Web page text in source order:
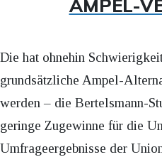
AMPEL-
Die hat ohnehin
grundsätzliche Ampel-
werden – die Bertelsmann-
geringe Zugewinne für die
Umfrageergebnisse der